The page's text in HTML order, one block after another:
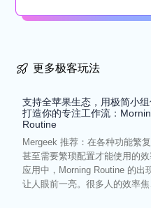
更多极客玩法
支持全苹果生态，用极简小
打造你的专注工作流：
Routine
Mergeek 推荐：在各种功能繁复
甚至需要繁琐配置才能使用的
应用中，Morning Routine 的出
让人眼前一亮。很多人的效率焦